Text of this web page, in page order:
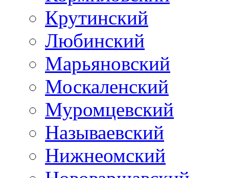
Крутинский
Любинский
Марьяновский
Москаленский
Муромцевский
Называевский
Нижнеомский